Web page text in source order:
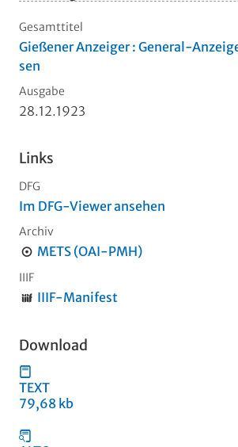
Gesamttitel
Gießener Anzeiger : General-
sen
Ausgabe
28.12.1923
Links
DFG
Im DFG-Viewer ansehen
Archiv
METS (OAI-PMH)
IIIF
IIIF-Manifest
Download
TEXT
79,68 kb